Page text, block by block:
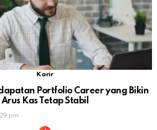
Karir
Portfolio Career yang Bikin
Arus Kas Tetap Stabil
pm